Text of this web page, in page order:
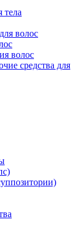
тела
волос
волос
средства для